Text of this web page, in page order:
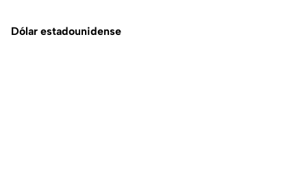
Dólar estadounidense